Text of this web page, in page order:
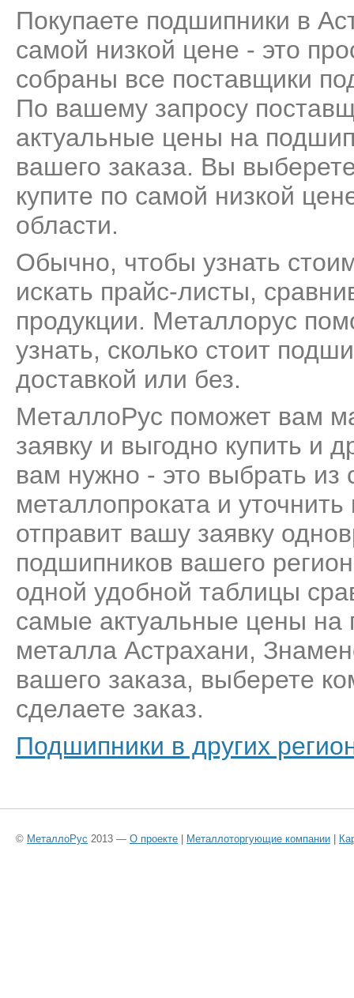
Покупаете подшипники в
самой низкой цене - это
собраны все поставщики
По вашему запросу
актуальные цены на
вашего заказа. Вы
купите по самой низкой
области.
Обычно, чтобы узнать
искать прайс-листы,
продукции. Металлорус
узнать, сколько стоит
доставкой или без.
МеталлоРус поможет вам
заявку и выгодно купить и
вам нужно - это выбрать из
металлопроката и
отправит вашу заявку
подшипников вашего
одной удобной таблицы
самые актуальные цены на
металла Астрахани,
вашего заказа, выберете
сделаете заказ.
Подшипники в других
© МеталлоРус 2013 — О проекте | Металлоторгующие компании |